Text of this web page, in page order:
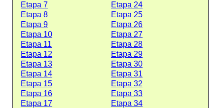
Etapa 7
Etapa 24
Etapa 8
Etapa 25
Etapa 9
Etapa 26
Etapa 10
Etapa 27
Etapa 11
Etapa 28
Etapa 12
Etapa 29
Etapa 13
Etapa 30
Etapa 14
Etapa 31
Etapa 15
Etapa 32
Etapa 16
Etapa 33
Etapa 17
Etapa 34